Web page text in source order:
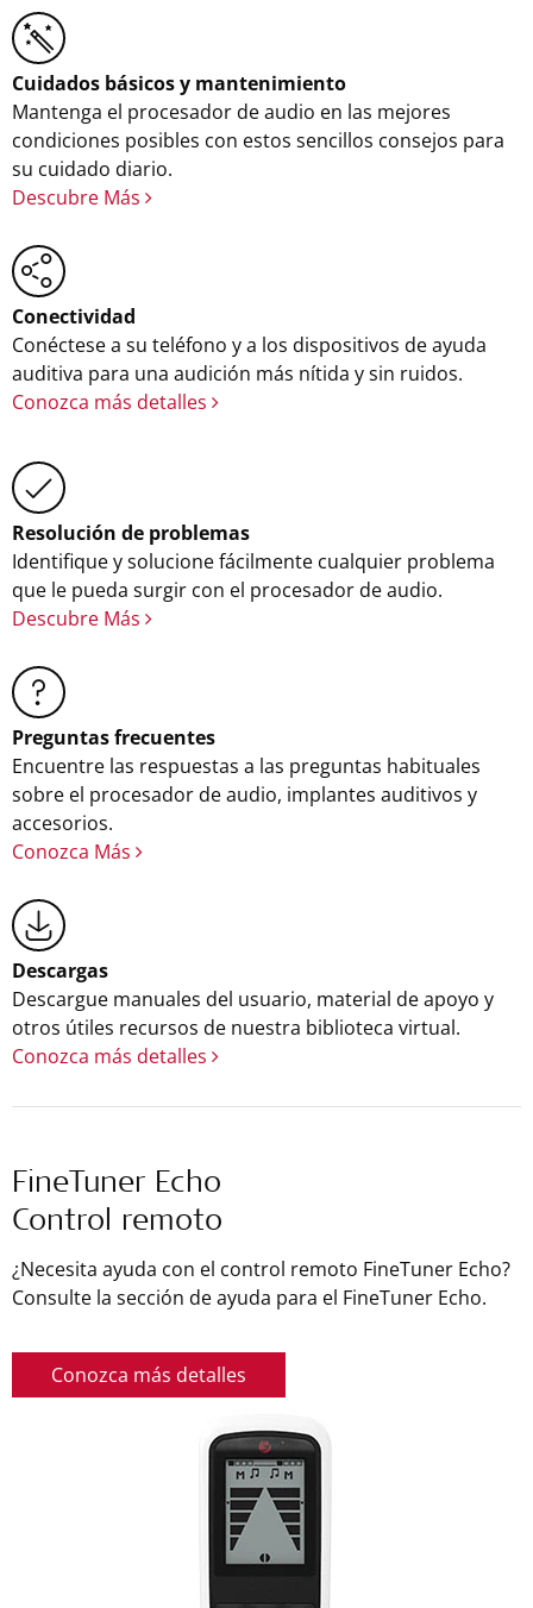
Cuidados básicos y mantenimiento
Mantenga el procesador de audio en las mejores
condiciones posibles con estos sencillos consejos para
su cuidado diario.
Descubre Más
Conectividad
Conéctese a su teléfono y a los dispositivos de ayuda
auditiva para una audición más nítida y sin ruidos.
Conozca más detalles
Resolución de problemas
Identifique y solucione fácilmente cualquier problema
que le pueda surgir con el procesador de audio.
Descubre Más
Preguntas frecuentes
Encuentre las respuestas a las preguntas habituales
sobre el procesador de audio, implantes auditivos y
accesorios.
Conozca Más
Descargas
Descargue manuales del usuario, material de apoyo y
otros útiles recursos de nuestra biblioteca virtual.
Conozca más detalles
FineTuner Echo
Control remoto
¿Necesita ayuda con el control remoto FineTuner Echo?
Consulte la sección de ayuda para el FineTuner Echo.
Conozca más detalles